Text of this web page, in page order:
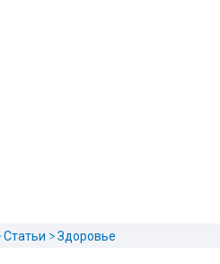
Статьи Здоровье